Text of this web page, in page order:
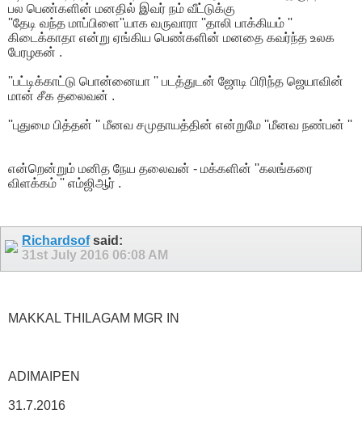
பல பெண்களின் மனதில் இவர் நம் வீட்டுக்கு
''தேடி வந்த மாப்பிளை''யாக வருவாரா ''தாலி பாக்கியம் ''
கிடைக்காதா என்று ஏங்கிய பெண்களின் மனதை கவர்ந்த உலக
பேரழகன் .
''பட்டிக்காட்டு பொன்னையா '' படத்துடன் ஜோடி பிரிந்த ஜெயாவின்
மான் சீக தலைவன் .
''புதுமை பித்தன் '' மீனவ சமுதாயத்தின் என்றுமே ''மீனவ நண்பன் ''
என்றென்றும் மனித நேய தலைவன் - மக்களின் ''கலங்கரை
விளக்கம் '' எம்ஜிஆர் .
Richardsofsaid:
31st July 2016 06:08 AM
MAKKAL THILAGAM MGR IN
ADIMAIPEN
31.7.2016